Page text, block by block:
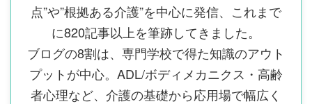
点”や”根拠ある介護”を中心に発信、これまで
に820記事以上を筆跡してきました。
ブログの8割は、専門学校で得た知識のアウト
プットが中心。ADL/ボディメカニクス・高齢
者心理など、介護の基礎から応用場で幅広く